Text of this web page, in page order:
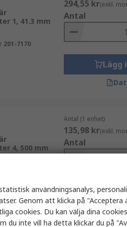
1, 41.3 mm
201-7170
294,55 kr(exkl.
Antal
Lägg
4, 500 mm
Antal (1 enhet)
135,98 kr(exkl.
Antal
Lägg
användningsanalys,
Genom att klicka på "Acceptera
cookies. Du kan välja dina
du inte vill ha detta klickar du på